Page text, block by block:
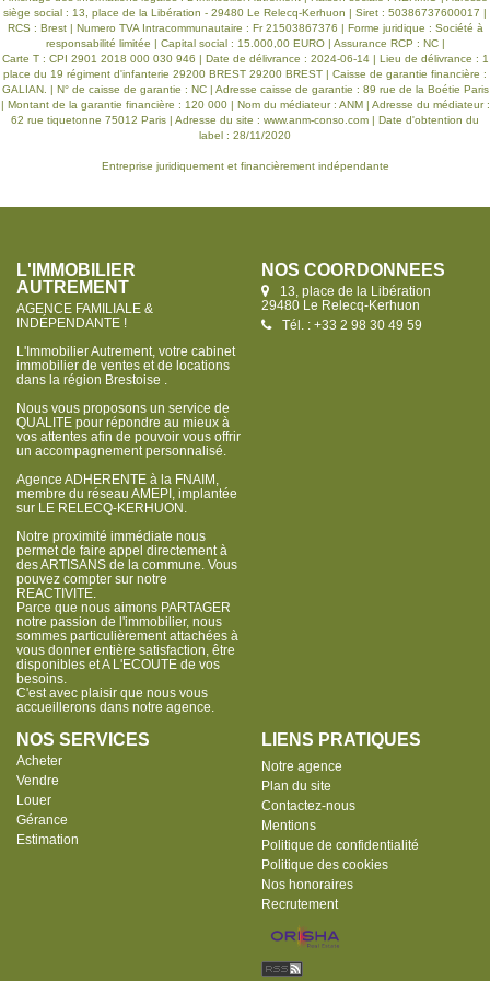
électriques À découvrir sans tarder !
siège social : 13, place de la Libération - 29480 Le Relecq-Kerhuon | Siret : 50386737600017 |
RCS : Brest | Numero TVA Intracommunautaire : Fr 21503867376 | Forme juridique : Société à
responsabilité limitée | Capital social : 15.000,00 EURO | Assurance RCP : NC |
Carte T : CPI 2901 2018 000 030 946 | Date de délivrance : 2024-06-14 | Lieu de délivrance : 1
place du 19 régiment d'infanterie 29200 BREST 29200 BREST | Caisse de garantie financière :
GALIAN. | N° de caisse de garantie : NC | Adresse caisse de garantie : 89 rue de la Boétie Paris
| Montant de la garantie financière : 120 000 | Nom du médiateur : ANM | Adresse du médiateur :
62 rue tiquetonne 75012 Paris | Adresse du site : www.anm-conso.com | Date d'obtention du
label : 28/11/2020
Entreprise juridiquement et financièrement indépendante
L'IMMOBILIER
AUTREMENT
AGENCE FAMILIALE &
INDÉPENDANTE !
L'Immobilier Autrement, votre cabinet
immobilier de ventes et de locations
dans la région Brestoise .
Nous vous proposons un service de
QUALITE pour répondre au mieux à
vos attentes afin de pouvoir vous offrir
un accompagnement personnalisé.
Agence ADHERENTE à la FNAIM,
membre du réseau AMEPI, implantée
sur LE RELECQ-KERHUON.
Notre proximité immédiate nous
permet de faire appel directement à
des ARTISANS de la commune. Vous
pouvez compter sur notre
REACTIVITE.
Parce que nous aimons PARTAGER
notre passion de l'immobilier, nous
sommes particulièrement attachées à
vous donner entière satisfaction, être
disponibles et A L'ECOUTE de vos
besoins.
C'est avec plaisir que nous vous
accueillerons dans notre agence.
NOS COORDONNÉES
13, place de la Libération
29480 Le Relecq-Kerhuon
Tél. : +33 2 98 30 49 59
NOS SERVICES
Acheter
Vendre
Louer
Gérance
Estimation
LIENS PRATIQUES
Notre agence
Plan du site
Contactez-nous
Mentions
Politique de confidentialité
Politique des cookies
Nos honoraires
Recrutement